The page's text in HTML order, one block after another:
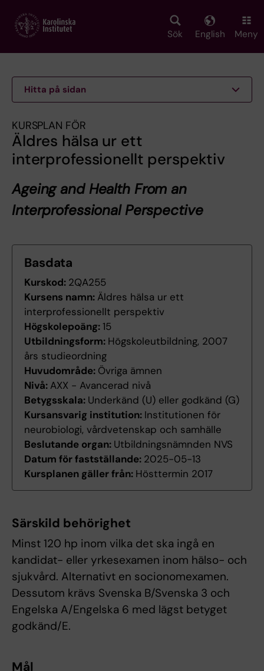
main
Sök English Meny
Hitta på sidan
KURSPLAN FÖR
Äldres hälsa ur ett
interprofessionellt perspektiv
Ageing and Health From an
Interprofessional Perspective
Basdata
Kurskod: 2QA255
Kursens namn: Äldres hälsa ur ett
interprofessionellt perspektiv
Högskolepoäng:15
Utbildningsform: Högskoleutbildning, 2007
års studieordning
Huvudområde: Övriga ämnen
Nivå: AXX - Avancerad nivå
Betygsskala: Underkänd (U) eller godkänd (G)
Kursansvarig institution: Institutionen för
neurobiologi, vårdvetenskap och samhälle
Beslutande organ: Utbildningsnämnden NVS
Datum för fastställande: 2025-05-13
Kursplanen gäller från: Hösttermin 2017
Särskild behörighet
Minst 120 hp inom vilka det ska ingå en
kandidat- eller yrkesexamen inom hälso- och
sjukvård. Alternativt en socionomexamen.
Dessutom krävs Svenska B/Svenska 3 och
Engelska A/Engelska 6 med lägst betyget
godkänd/E.
Mål